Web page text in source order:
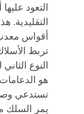
التعود
التقليدية.
أقواس
تربط
النوع
هو
تستدعي
يمر السلك